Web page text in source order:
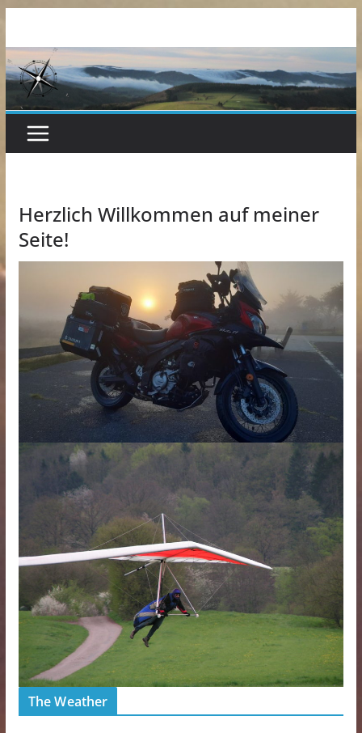
springen
Herzlich Willkommen auf meiner
Seite!
The Weather